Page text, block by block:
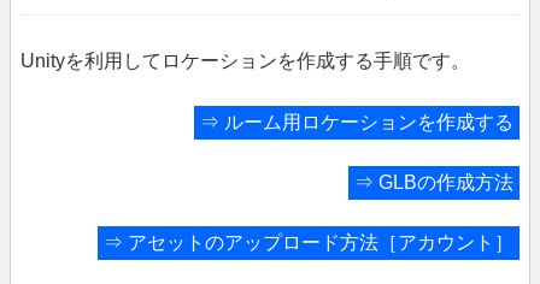
Unityを利用してロケーションを作成する手順です。
⇒ ルーム用ロケーションを作成する
⇒GLBの作成方法
⇒ アセットのアップロード方法［アカウント］